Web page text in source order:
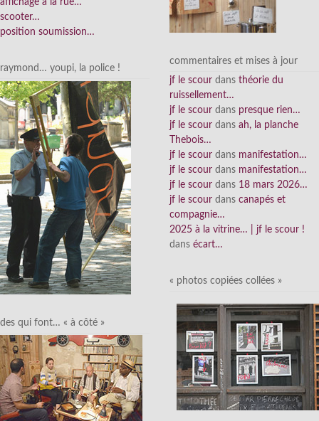
affichage à la rue…
scooter…
position soumission…
raymond… youpi, la police !
des qui font… « à côté »
commentaires et mises à jour
jf le scour dans théorie du
ruissellement…
jf le scour dans presque rien…
jf le scour dans ah, la planche
Thebois…
jf le scour dans manifestation…
jf le scour dans manifestation…
jf le scour dans 18 mars 2026…
jf le scour dans canapés et
compagnie…
2025 à la vitrine… | jf le scour !
dans écart…
« photos copiées collées »